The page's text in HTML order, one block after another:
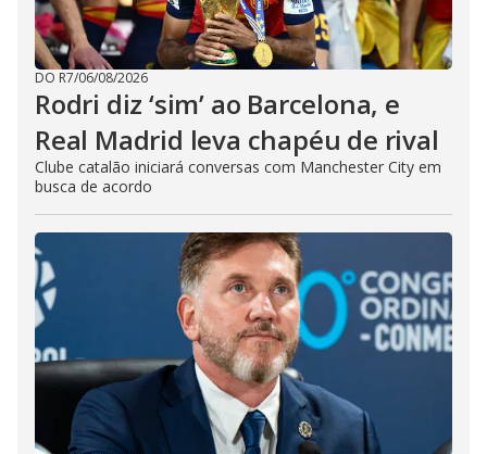
DO R7/06/08/2026
Rodri diz ‘sim’ ao Barcelona, e
Real Madrid leva chapéu de rival
Clube catalão iniciará conversas com Manchester City em
busca de acordo